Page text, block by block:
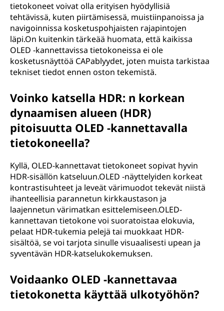
tietokoneet voivat olla erityisen hyödyllisiä
tehtävissä, kuten piirtämisessä, muistiinpanoissa ja
navigoinnissa kosketuspohjaisten rajapintojen
läpi.On kuitenkin tärkeää huomata, että kaikissa
OLED -kannettavissa tietokoneissa ei ole
kosketusnäyttöä CAPablyydet, joten muista tarkistaa
tekniset tiedot ennen oston tekemistä.
Voinko katsella HDR: n korkean
dynaamisen alueen (HDR)
pitoisuutta OLED -kannettavalla
tietokoneella?
Kyllä, OLED-kannettavat tietokoneet sopivat hyvin
HDR-sisällön katseluun.OLED -näyttelyiden korkeat
kontrastisuhteet ja leveät värimuodot tekevät niistä
ihanteellisia parannetun kirkkaustason ja
laajennetun värimatkan esittelemiseen.OLED-
kannettavan tietokone voi suoratoistaa elokuvia,
pelaat HDR-tukemia pelejä tai muokkaat HDR-
sisältöä, se voi tarjota sinulle visuaalisesti upean ja
syventävän HDR-katselukokemuksen.
Voidaanko OLED -kannettavaa
tietokonetta käyttää ulkotyöhön?